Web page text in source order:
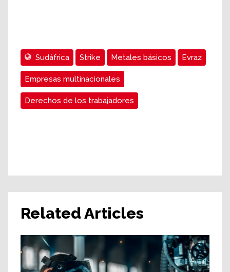
Sudáfrica Strike Metales básicos Evraz
Empresas multinacionales
Derechos de los trabajadores
Related Articles